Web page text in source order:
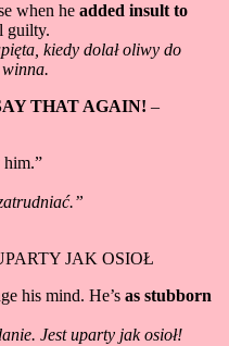
when he added insult to
guilty.
kiedy dolał oliwy do
THAT AGAIN! –
him.”
JAK OSIOŁ
his mind. He’s as stubborn
Jest uparty jak osioł!